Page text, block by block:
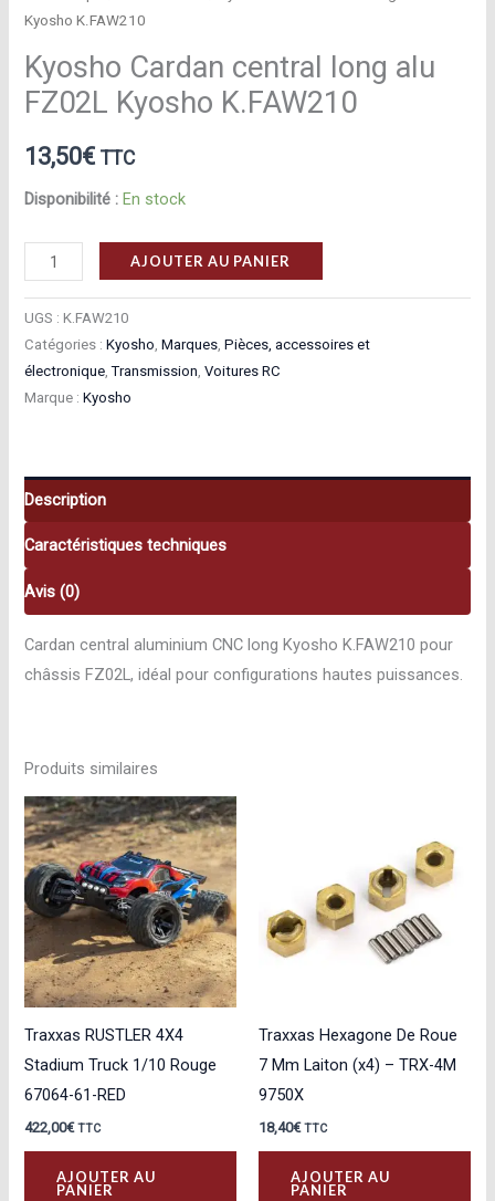
Kyosho K.FAW210
Kyosho Cardan central long alu
FZ02L Kyosho K.FAW210
13,50€ TTC
Disponibilité : En stock
quantité
de
Kyosho
Cardan
central
long
Kyosho
K.FAW210
AJOUTER AU PANIER
UGS :K.FAW210
Catégories :Kyosho,Marques,Pièces, accessoires et
électronique,Transmission,Voitures RC
Marque :Kyosho
Description
Caractéristiques techniques
Avis (0)
Cardan central aluminium CNC long Kyosho K.FAW210 pour
châssis FZ02L, idéal pour configurations hautes puissances.
Produits similaires
Traxxas RUSTLER 4X4
Stadium Truck 1/10 Rouge
67064-61-RED
422,00€ TTC
AJOUTER AU
PANIER
Traxxas Hexagone De Roue
7 Mm Laiton (x4) – TRX-4M
9750X
18,40€ TTC
AJOUTER AU
PANIER